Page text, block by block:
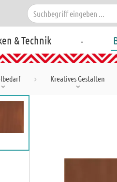
& Technik .
Kreatives Gestalten